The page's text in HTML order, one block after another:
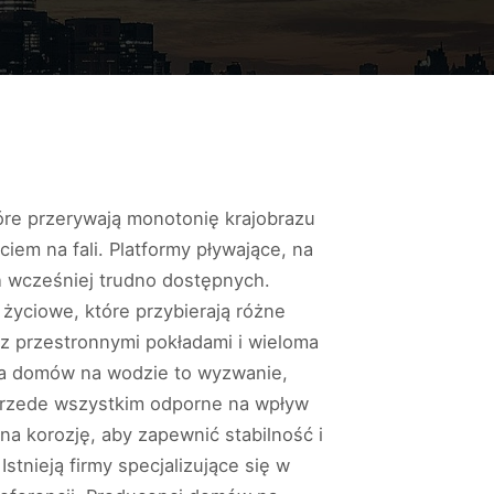
przerywają monotonię krajobrazu
na fali. Platformy pływające, na
wcześniej trudno dostępnych.
które przybierają różne
pokładami i wieloma
domów na wodzie to wyzwanie,
wszystkim odporne na wpływ
korozję, aby zapewnić stabilność i
firmy specjalizujące się w